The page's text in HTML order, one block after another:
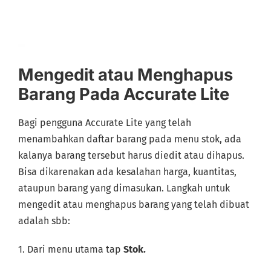
Mengedit atau Menghapus
Barang Pada Accurate Lite
Bagi pengguna Accurate Lite yang telah
menambahkan daftar barang pada menu stok, ada
kalanya barang tersebut harus diedit atau dihapus.
Bisa dikarenakan ada kesalahan harga, kuantitas,
ataupun barang yang dimasukan. Langkah untuk
mengedit atau menghapus barang yang telah dibuat
adalah sbb:
1. Dari menu utama tap Stok.